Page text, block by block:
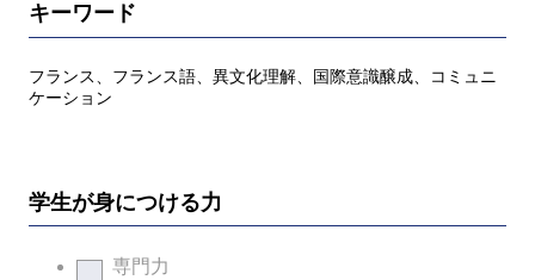
キーワード
フランス、フランス語、異文化理解、国際意識醸成、コミュニ
ケーション
学生が身につける力
専門力